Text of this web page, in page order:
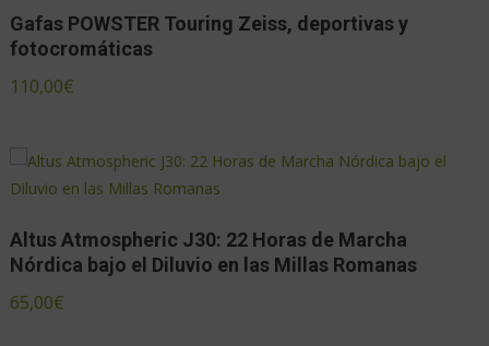
Gafas POWSTER Touring Zeiss, deportivas y
fotocromáticas
110,00€
Altus Atmospheric J30: 22 Horas de Marcha
Nórdica bajo el Diluvio en las Millas Romanas
65,00€